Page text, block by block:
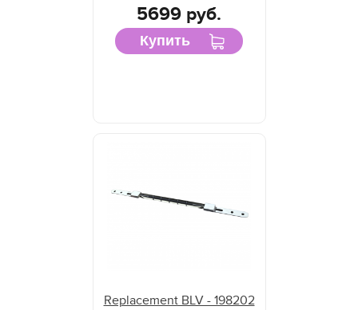
5699 руб.
Купить
Replacement BLV - 198202